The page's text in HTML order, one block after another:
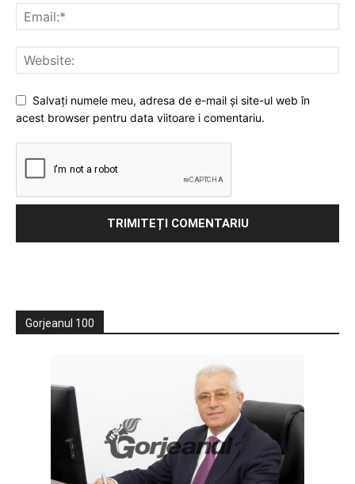
Salvați numele meu, adresa de e-mail și site-ul web în
acest browser pentru data viitoare i comentariu.
Gorjeanul 100